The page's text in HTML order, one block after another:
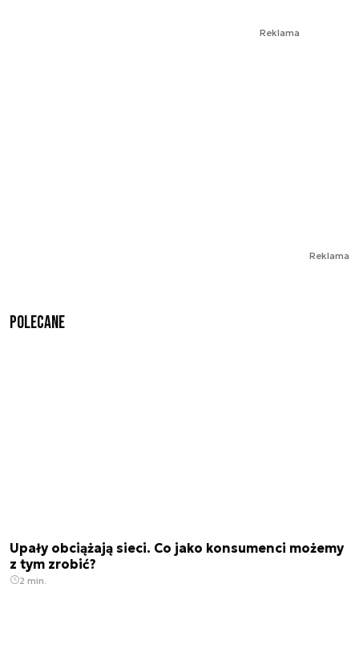
Reklama
Reklama
Polecane
Upały obciążają sieci. Co jako konsumenci możemy
z tym zrobić?
2 min.